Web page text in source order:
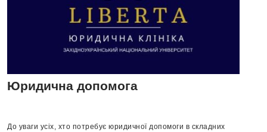
Юридична допомога
До уваги усіх, хто потребує юридичної допомоги в складних